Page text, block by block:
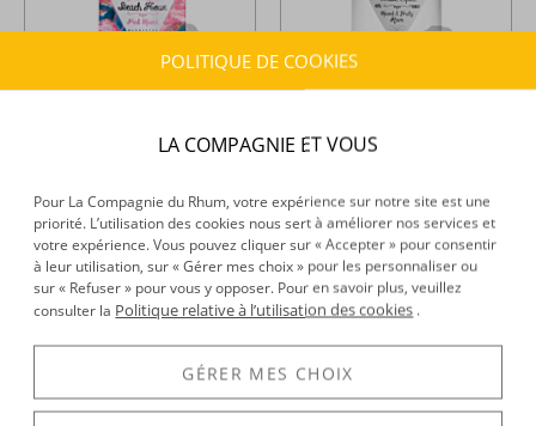
Pink Spiced - 70cl - 40°
+
37,39 €TTC
Spiced - 1L - 40°
48,74 € TTC
POLITIQUE DE COOKIES
LA COMPAGNIE ET VOUS
Pour La Compagnie du Rhum, votre expérience sur notre site est une
priorité. L’utilisation des cookies nous sert à améliorer nos services et
votre expérience. Vous pouvez cliquer sur « Accepter » pour consentir
à leur utilisation, sur « Gérer mes choix » pour les personnaliser ou
sur « Refuser » pour vous y opposer. Pour en savoir plus, veuillez
consulter la Politique relative à l’utilisation des cookies .
GÉRER MES CHOIX